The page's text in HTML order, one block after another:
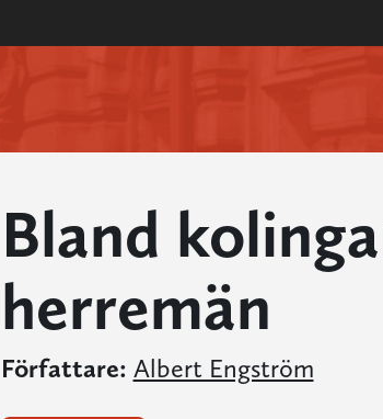
Bland
herremän
Författare: Albert Engström